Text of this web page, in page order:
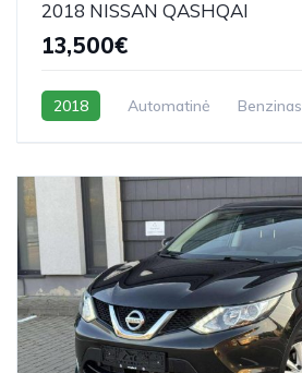
2018 NISSAN QASHQAI
13,500€
2018 Automatinė Benzinas